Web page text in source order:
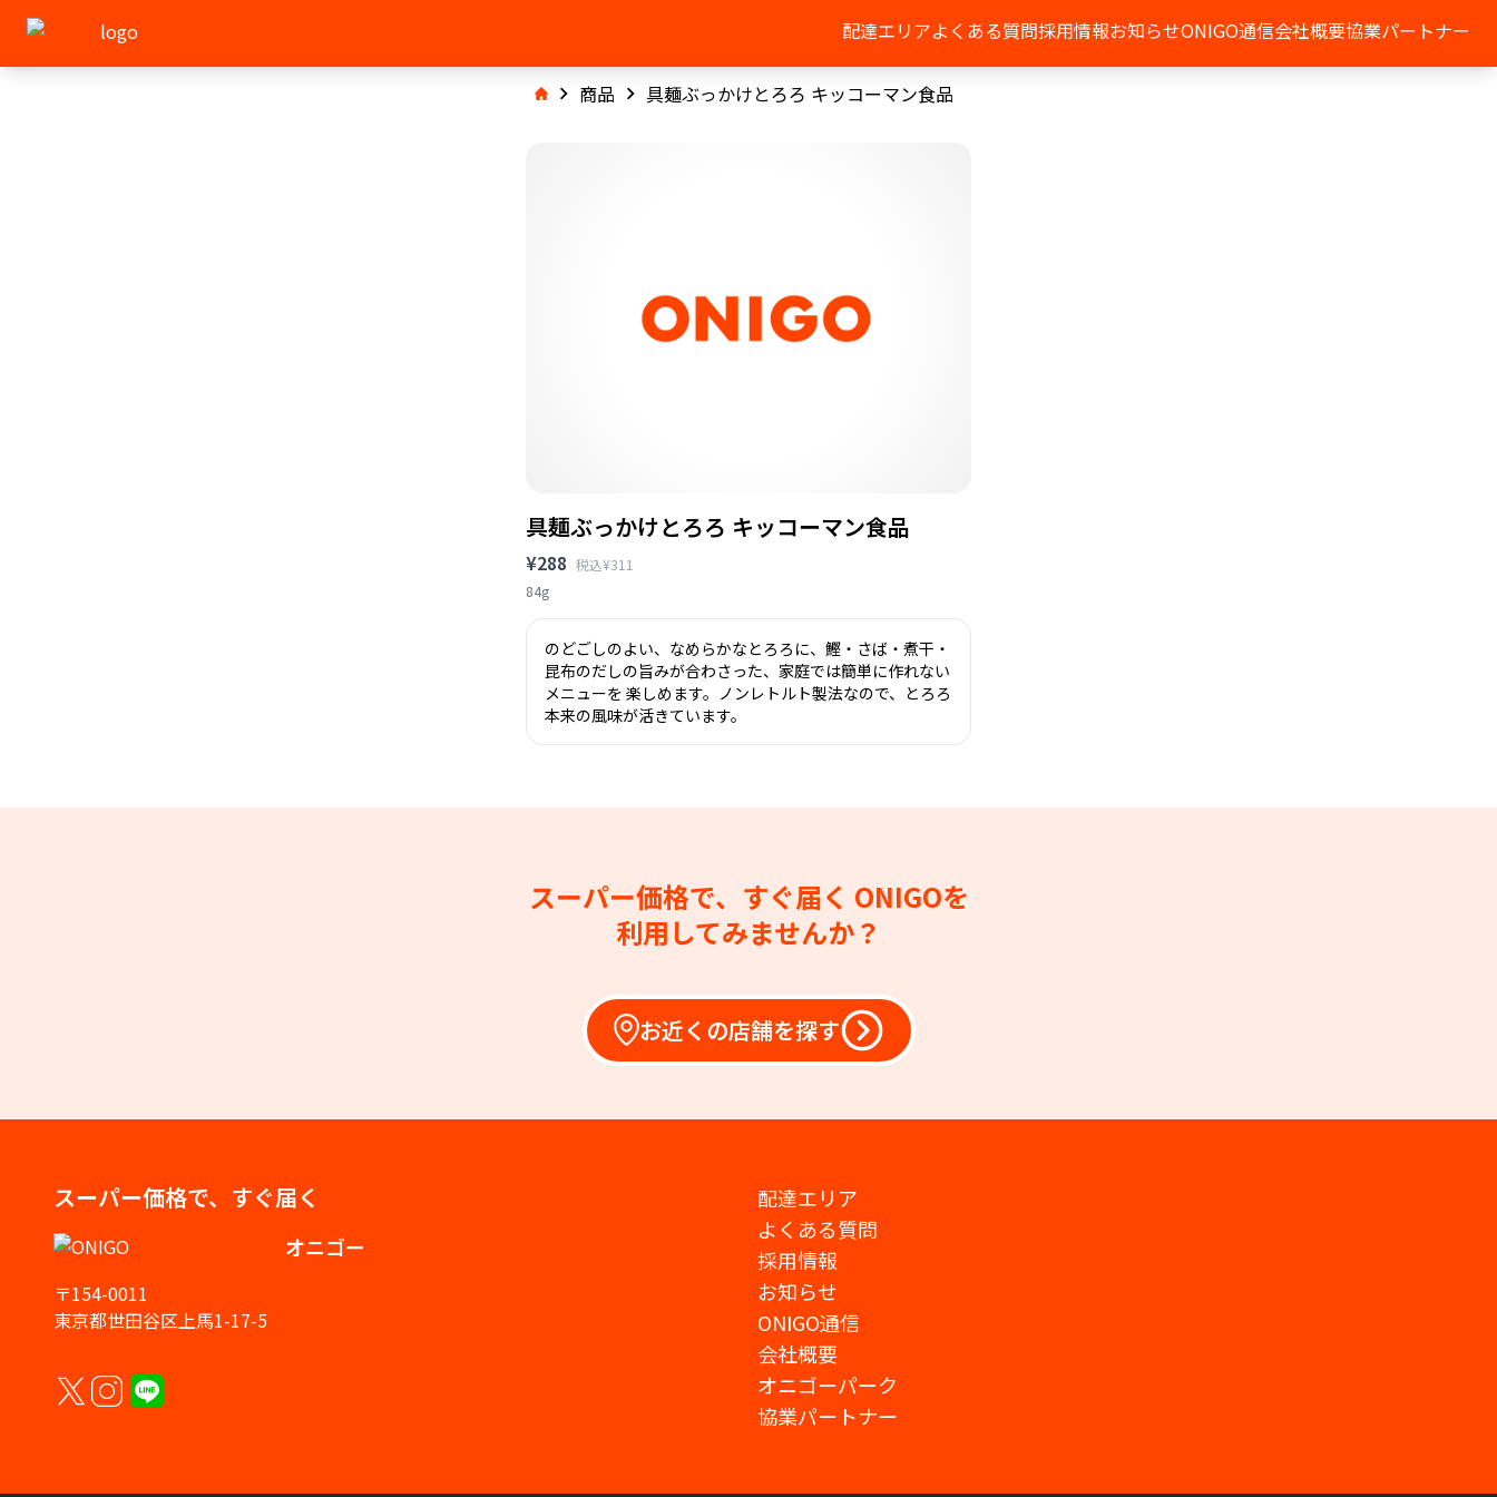
配達エリアよくある質問採用情報お知らせONIGO通信会社概要協業パートナー
商品 具麺ぶっかけとろろ キッコーマン食品
具麺ぶっかけとろろ キッコーマン食品
¥288 税込¥311
84g
のどごしのよい、なめらかなとろろに、鰹・さば・煮干・
昆布のだしの旨みが合わさった、家庭では簡単に作れない
メニューを 楽しめます。ノンレトルト製法なので、とろろ
本来の風味が活きています。
スーパー価格で、すぐ届く ONIGOを
利用してみませんか？
お近くの店舗を探す
スーパー価格で、すぐ届く
オニゴー
〒154-0011
東京都世田谷区上馬1-17-5
配達エリア
よくある質問
採用情報
お知らせ
ONIGO通信
会社概要
オニゴーパーク
協業パートナー